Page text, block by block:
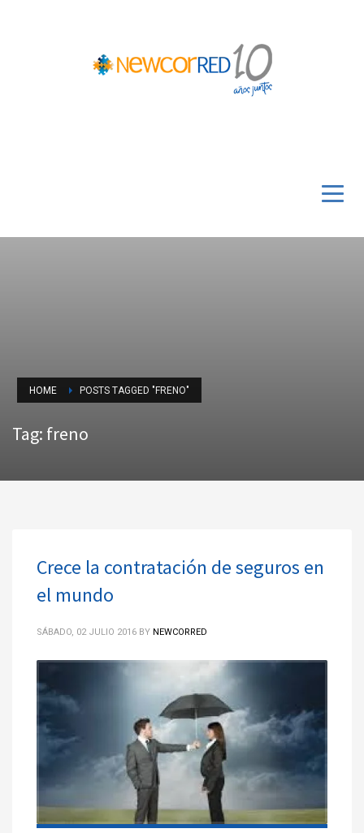
HOME POSTS TAGGED "FRENO"
Tag: freno
Crece la contratación de seguros en
el mundo
SÁBADO, 02 JULIO 2016 BY NEWCORRED